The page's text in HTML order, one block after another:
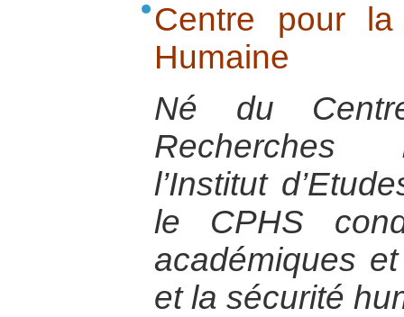
Centre pour
Humaine
Né du
Recherches
l’Institut
le CPHS
académiques
et la sécurité